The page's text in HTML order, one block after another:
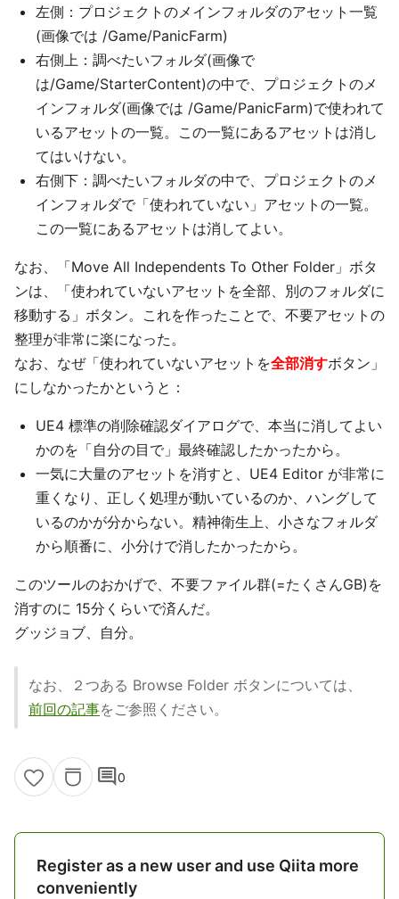
左側：プロジェクトのメインフォルダのアセット一覧
(画像では /Game/PanicFarm)
右側上：調べたいフォルダ(画像で
は/Game/StarterContent)の中で、プロジェクトのメ
インフォルダ(画像では /Game/PanicFarm)で使われて
いるアセットの一覧。この一覧にあるアセットは消し
てはいけない。
右側下：調べたいフォルダの中で、プロジェクトのメ
インフォルダで「使われていない」アセットの一覧。
この一覧にあるアセットは消してよい。
なお、「Move All Independents To Other Folder」ボタ
ンは、「使われていないアセットを全部、別のフォルダに
移動する」ボタン。これを作ったことで、不要アセットの
整理が非常に楽になった。
なお、なぜ「使われていないアセットを全部消すボタン」
にしなかったかというと：
UE4 標準の削除確認ダイアログで、本当に消してよい
かのを「自分の目で」最終確認したかったから。
一気に大量のアセットを消すと、UE4 Editor が非常に
重くなり、正しく処理が動いているのか、ハングして
いるのかが分からない。精神衛生上、小さなフォルダ
から順番に、小分けで消したかったから。
このツールのおかげで、不要ファイル群(=たくさんGB)を
消すのに 15分くらいで済んだ。
グッジョブ、自分。
なお、２つある Browse Folder ボタンについては、
前回の記事をご参照ください。
comment0
Register as a new user and use Qiita more
conveniently